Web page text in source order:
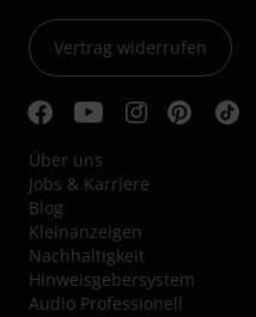
Vertrag widerrufen
Über uns
Jobs & Karriere
Blog
Kleinanzeigen
Nachhaltigkeit
Hinweisgebersystem
Audio Professionell